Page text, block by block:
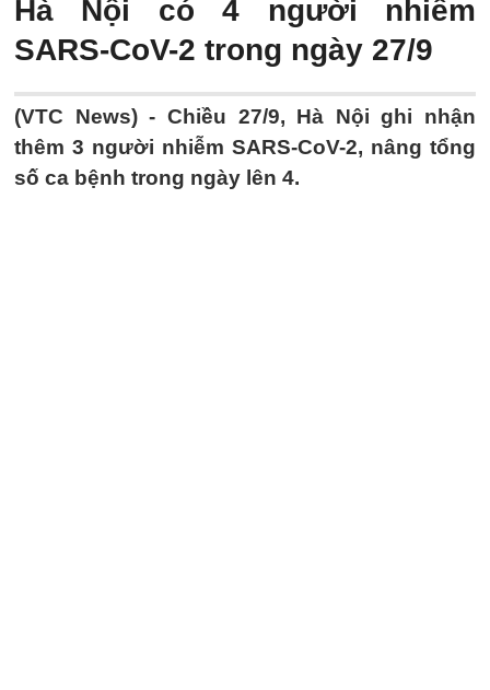
Hà Nội có 4 người nhiễm
SARS-CoV-2 trong ngày 27/9
(VTC News) - Chiều 27/9, Hà Nội ghi nhận
thêm 3 người nhiễm SARS-CoV-2, nâng tổng
số ca bệnh trong ngày lên 4.